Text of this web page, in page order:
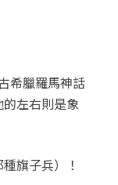
希臘羅馬神話
左右則是象
旗子兵）！